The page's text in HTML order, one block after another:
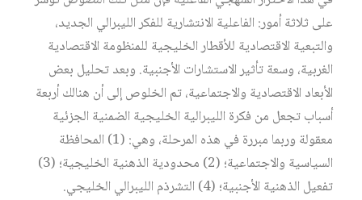
على ثلاثة أمور: الفاعلية الانتشارية للفكر الليبرالي الجديد،
والتبعية الاقتصادية للأقطار الخليجية للمنظومة الاقتصادية
الغربية، وسعة تأثير الاستشارات الأجنبية. وبعد تحليل بعض
الأبعاد الاقتصادية والاجتماعية، تم الخلوص إلى أن هنالك أربعة
أسباب تجعل من فكرة الليبرالية الخليجية الضمنية الجزئية
معقولة وربما مبررة في هذه المرحلة، وهي: (1) المحافظة
السياسية والاجتماعية؛ (2) محدودية الذهنية الخليجية؛ (3)
تفعيل الذهنية الأجنبية؛ (4) التشرذم الليبرالي الخليجي.